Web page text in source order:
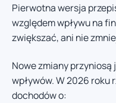
Pierwotna wersja
względem wpływu na
zwiększać, ani nie
Nowe zmiany
wpływów. W 2026 roku
dochodów o: